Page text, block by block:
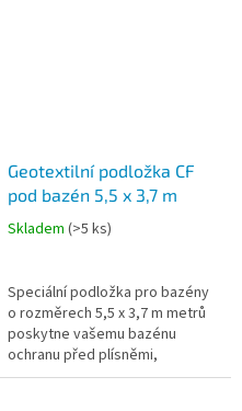
Geotextilní podložka CF
pod bazén 5,5 x 3,7 m
Skladem (>5 ks)
Speciální podložka pro bazény
o rozměrech 5,5 x 3,7 m metrů
poskytne vašemu bazénu
ochranu před plísněmi,
protržením nebo prorůstáním